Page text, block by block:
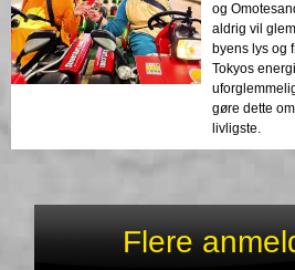
og
aldrig vil
byens lys og
Tokyos
gøre dette
livligste.
Flere